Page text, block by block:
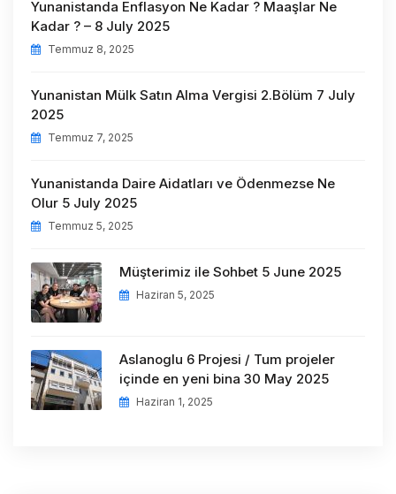
Yunanistanda Enflasyon Ne Kadar ? Maaşlar Ne
Kadar ? – 8 July 2025
Temmuz 8, 2025
Yunanistan Mülk Satın Alma Vergisi 2.Bölüm 7 July
2025
Temmuz 7, 2025
Yunanistanda Daire Aidatları ve Ödenmezse Ne
Olur 5 July 2025
Temmuz 5, 2025
Müşterimiz ile Sohbet 5 June 2025
Haziran 5, 2025
Aslanoglu 6 Projesi / Tum projeler
içinde en yeni bina 30 May 2025
Haziran 1, 2025